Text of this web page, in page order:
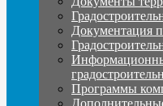
Документация
Программы